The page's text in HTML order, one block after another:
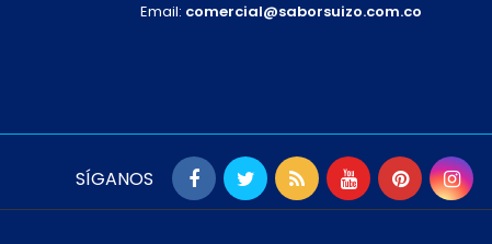
Email: comercial@saborsuizo.com.co
SÍGANOS